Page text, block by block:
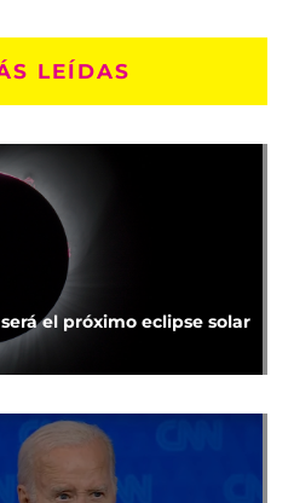
LEÍDAS
el próximo eclipse solar